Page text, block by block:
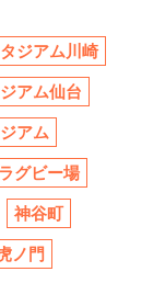
ジアム川崎
アム仙台
アム
グビー場
神谷町
ノ門